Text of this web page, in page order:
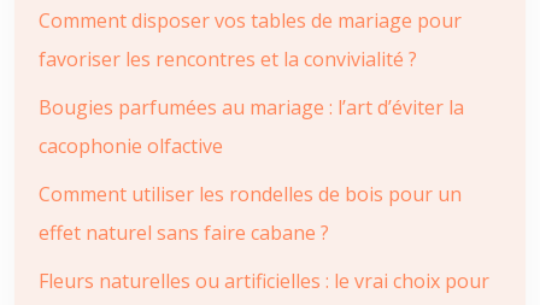
Comment disposer vos tables de mariage pour
favoriser les rencontres et la convivialité ?
Bougies parfumées au mariage : l’art d’éviter la
cacophonie olfactive
Comment utiliser les rondelles de bois pour un
effet naturel sans faire cabane ?
Fleurs naturelles ou artificielles : le vrai choix pour